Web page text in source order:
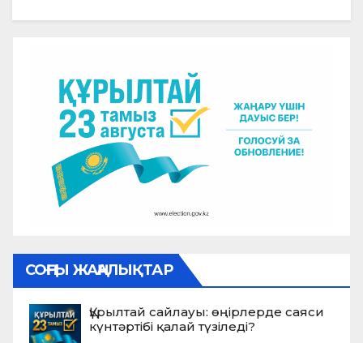
СОҢҒЫ ЖАҢАЛЫҚТАР
Құрылтай сайлауы: өңірлерде саяси
күнтәртібі қалай түзіледі?